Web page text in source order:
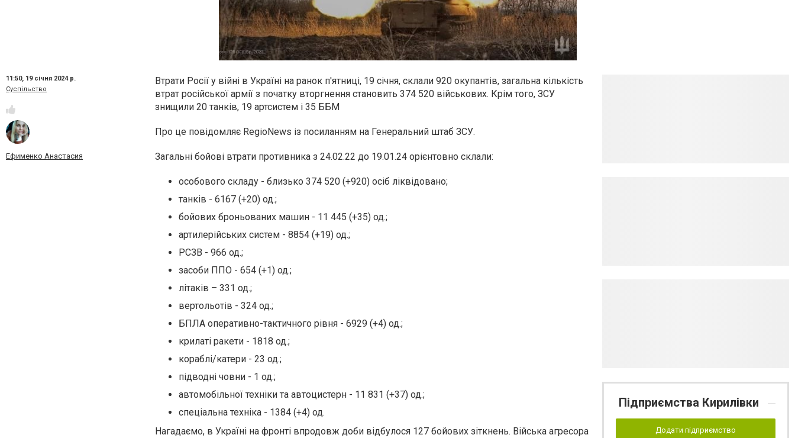
11:50, 19 січня 2024 р.
Суспільство
Ефименко Анастасия
Втрати Росії у війні в Україні на ранок п'ятниці, 19 січня, склали 920 окупантів, загальна кількість
втрат російської армії з початку вторгнення становить 374 520 військових. Крім того, ЗСУ
знищили 20 танків, 19 артсистем і 35 ББМ
Про це повідомляє RegioNews із посиланням на Генеральний штаб ЗСУ.
Загальні бойові втрати противника з 24.02.22 до 19.01.24 орієнтовно склали:
особового складу - близько 374 520 (+920) осіб ліквідовано;
танків - 6167 (+20) од.;
бойових броньованих машин - 11 445 (+35) од.;
артилерійських систем - 8854 (+19) од.;
РСЗВ - 966 од.;
засоби ППО - 654 (+1) од.;
літаків – 331 од.;
вертольотів - 324 од.;
БПЛА оперативно-тактичного рівня - 6929 (+4) од.;
крилаті ракети - 1818 од.;
кораблі/катери - 23 од.;
підводні човни - 1 од.;
автомобільної техніки та автоцистерн - 11 831 (+37) од.;
спеціальна техніка - 1384 (+4) од.
Нагадаємо, в Україні на фронті впродовж доби відбулося 127 бойових зіткнень. Війська агресора
Підприємства Кирилівки
Додати підприємство